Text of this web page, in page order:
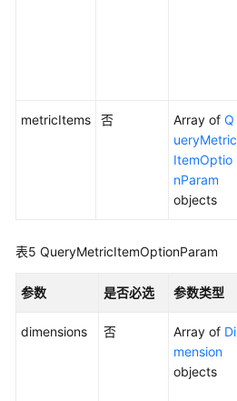
API
域）
前
metricItems 否 Array of Q
ueryMetric
ItemOptio
nParam
objects
表5 QueryMetricItemOptionParam
参数 是否必选 参数类型
dimensions 否 Array of Di
mension
objects